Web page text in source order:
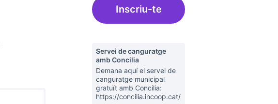
Inscriu-te
Servei de canguratge
amb Concilia
Demana aquí el servei de
canguratge municipal
gratuït amb Concilia:
https://concilia.incoop.cat/